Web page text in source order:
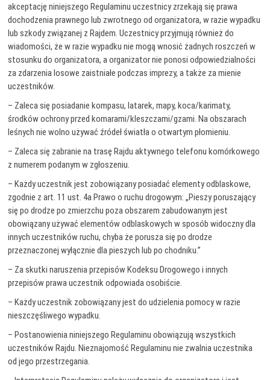
akceptację niniejszego Regulaminu uczestnicy zrzekają się prawa
dochodzenia prawnego lub zwrotnego od organizatora, w razie wypadku
lub szkody związanej z Rajdem. Uczestnicy przyjmują również do
wiadomości, że w razie wypadku nie mogą wnosić żadnych roszczeń w
stosunku do organizatora, a organizator nie ponosi odpowiedzialności
za zdarzenia losowe zaistniałe podczas imprezy, a także za mienie
uczestników.
– Zaleca się posiadanie kompasu, latarek, mapy, koca/karimaty,
środków ochrony przed komarami/kleszczami/gzami. Na obszarach
leśnych nie wolno używać źródeł światła o otwartym płomieniu.
– Zaleca się zabranie na trasę Rajdu aktywnego telefonu komórkowego
z numerem podanym w zgłoszeniu.
– Każdy uczestnik jest zobowiązany posiadać elementy odblaskowe,
zgodnie z art. 11 ust. 4a Prawo o ruchu drogowym: „Pieszy poruszający
się po drodze po zmierzchu poza obszarem zabudowanym jest
obowiązany używać elementów odblaskowych w sposób widoczny dla
innych uczestników ruchu, chyba że porusza się po drodze
przeznaczonej wyłącznie dla pieszych lub po chodniku.”
– Za skutki naruszenia przepisów Kodeksu Drogowego i innych
przepisów prawa uczestnik odpowiada osobiście.
– Każdy uczestnik zobowiązany jest do udzielenia pomocy w razie
nieszczęśliwego wypadku.
– Postanowienia niniejszego Regulaminu obowiązują wszystkich
uczestników Rajdu. Nieznajomość Regulaminu nie zwalnia uczestnika
od jego przestrzegania.